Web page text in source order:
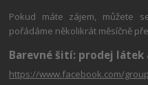
Pokud máte zájem, můžete
pořádáme několikrát měsíčně
Barevné šití: prodej látek
https://www.facebook.com/